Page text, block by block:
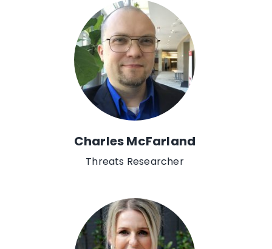
Charles McFarland
Threats Researcher